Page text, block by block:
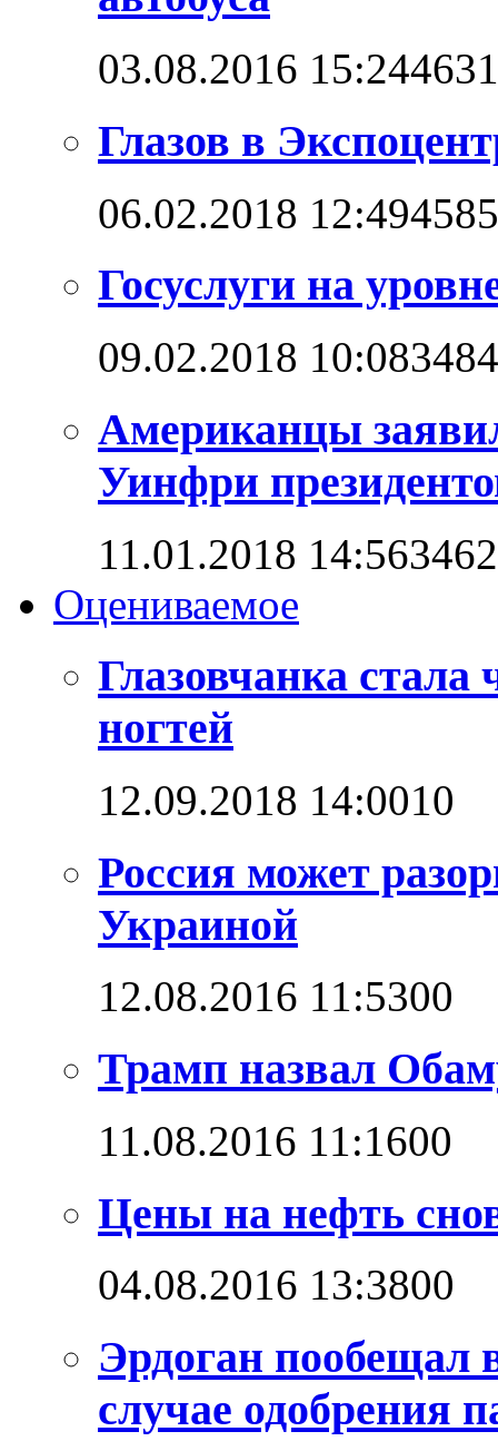
03.08.2016 15:244631
Глазов в
06.02.2018 12:494585
Госуслуги на
09.02.2018 10:083484
Американцы
Уинфри
11.01.2018 14:563462
Оцениваемое
Глазовчанка
ногтей
12.09.2018 14:0010
Россия может
Украиной
12.08.2016 11:5300
Трамп назвал
11.08.2016 11:1600
Цены на нефть
04.08.2016 13:3800
Эрдоган пообещал
случае одобрения